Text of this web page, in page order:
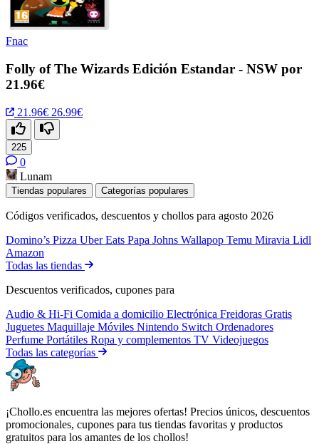
Fnac
Folly of The Wizards Edición Estandar - NSW por
21.96€
21.96€ 26.99€
225
0
Lunam
Tiendas populares Categorías populares
Códigos verificados, descuentos y chollos para agosto 2026
Domino’s Pizza Uber Eats Papa Johns Wallapop Temu Miravia Lidl
Amazon
Todas las tiendas
Descuentos verificados, cupones para
Audio & Hi-Fi Comida a domicilio Electrónica Freidoras Gratis
Juguetes Maquillaje Móviles Nintendo Switch Ordenadores
Perfume Portátiles Ropa y complementos TV Videojuegos
Todas las categorías
¡Chollo.es encuentra las mejores ofertas! Precios únicos, descuentos
promocionales, cupones para tus tiendas favoritas y productos
gratuitos para los amantes de los chollos!